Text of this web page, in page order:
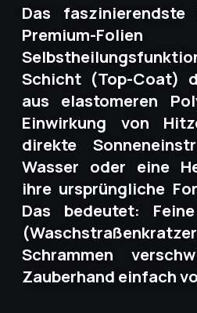
Das faszinierendste
Premium-
Schicht (Top-Coat)
aus elastomeren
Einwirkung von
direkte
Wasser oder eine
ihre ursprüngliche
Das bedeutet:
Schrammen
Zauberhand einfach